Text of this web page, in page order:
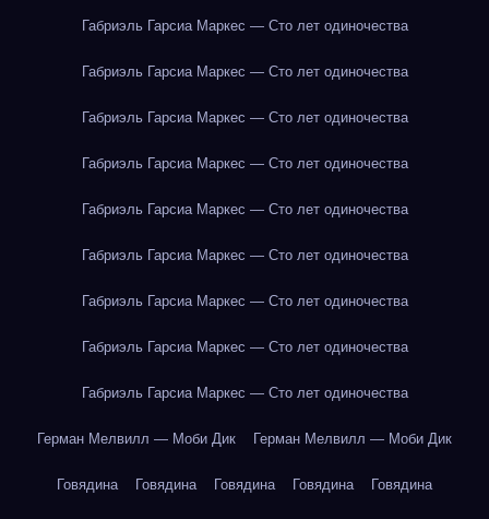
Габриэль Гарсиа Маркес — Сто лет одиночества
Габриэль Гарсиа Маркес — Сто лет одиночества
Габриэль Гарсиа Маркес — Сто лет одиночества
Габриэль Гарсиа Маркес — Сто лет одиночества
Габриэль Гарсиа Маркес — Сто лет одиночества
Габриэль Гарсиа Маркес — Сто лет одиночества
Габриэль Гарсиа Маркес — Сто лет одиночества
Габриэль Гарсиа Маркес — Сто лет одиночества
Габриэль Гарсиа Маркес — Сто лет одиночества
Герман Мелвилл — Моби Дик Герман Мелвилл — Моби Дик
Говядина Говядина Говядина Говядина Говядина